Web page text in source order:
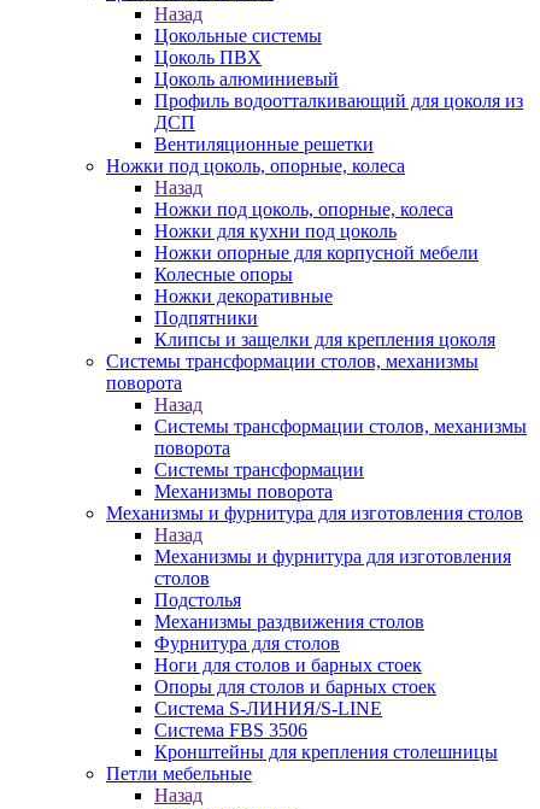
Назад
Цокольные системы
Цоколь ПВХ
Цоколь алюминиевый
Профиль водоотталкивающий для цоколя из
ДСП
Вентиляционные решетки
Ножки под цоколь, опорные, колеса
Назад
Ножки под цоколь, опорные, колеса
Ножки для кухни под цоколь
Ножки опорные для корпусной мебели
Колесные опоры
Ножки декоративные
Подпятники
Клипсы и защелки для крепления цоколя
Системы трансформации столов, механизмы
поворота
Назад
Системы трансформации столов, механизмы
поворота
Системы трансформации
Механизмы поворота
Механизмы и фурнитура для изготовления столов
Назад
Механизмы и фурнитура для изготовления
столов
Подстолья
Механизмы раздвижения столов
Фурнитура для столов
Ноги для столов и барных стоек
Опоры для столов и барных стоек
Система S-ЛИНИЯ/S-LINE
Система FBS 3506
Кронштейны для крепления столешницы
Петли мебельные
Назад